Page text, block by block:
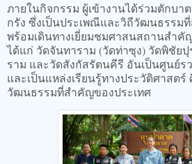
ภายในกิจกรรม ผู้เข้างานได้ร่วมตักบา
กรัง ซึ่งเป็นประเพณีและวิถีวัฒนธรรม
พร้อมเดินทางเยี่ยมชมศาสนสถานสำคั
ได้แก่ วัดจันทาราม (วัดท่าซุง) วัดพิชัย
ราม และวัดสังกัสรัตนคีรี อันเป็นศูนย์
และเป็นแหล่งเรียนรู้ทางประวัติศาสตร์
วัฒนธรรมที่สำคัญของประเทศ